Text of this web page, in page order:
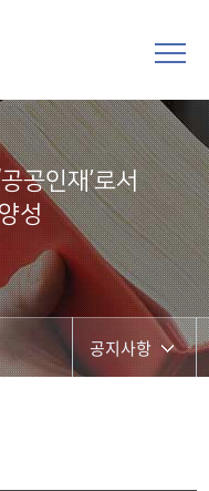
공인재’로서
성​
공지사항